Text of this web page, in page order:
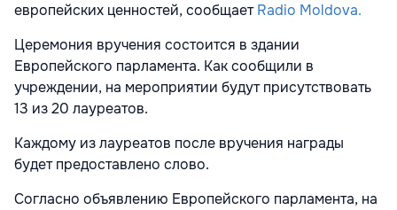
европейских ценностей, сообщаетRadio Moldova.
Церемония вручения состоится в здании
Европейского парламента. Как сообщили в
учреждении, на мероприятии будут присутствовать
13 из 20 лауреатов.
Каждому из лауреатов после вручения награды
будет предоставлено слово.
Согласно объявлению Европейского парламента, на